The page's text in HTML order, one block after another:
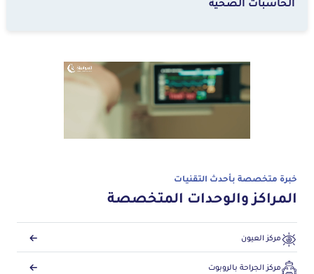
الحاسبات الصحية
خبرة متخصصة بأحدث التقنيات
المراكز والوحدات المتخصصة
مركز العيون
مركز الجراحة بالروبوت